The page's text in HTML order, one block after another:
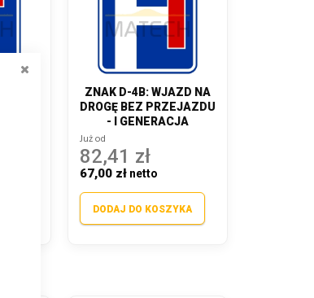
ZNAK D-4B: WJAZD NA
DROGĘ BEZ PRZEJAZDU
- I GENERACJA
Już od
82,41 zł
67,00 zł
DODAJ DO KOSZYKA